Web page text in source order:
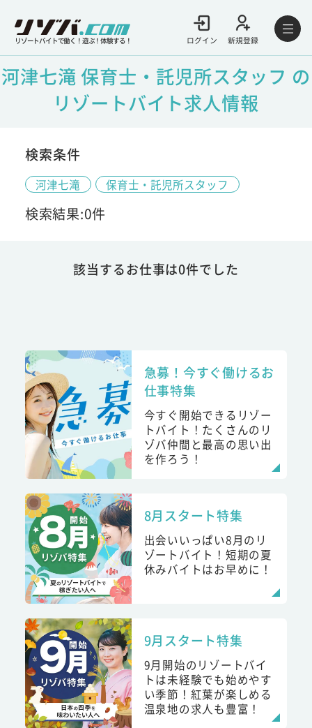
リゾートバイトで働く！遊ぶ！体験する！ ログイン 新規登録
河津七滝 保育士・託児所スタッフ の
リゾートバイト求人情報
検索条件
河津七滝 保育士・託児所スタッフ
検索結果:0件
該当するお仕事は0件でした
急募！今すぐ働けるお
仕事特集
今すぐ開始できるリゾー
トバイト！たくさんのリ
ゾバ仲間と最高の思い出
を作ろう！
8月スタート特集
出会いいっぱい8月のリ
ゾートバイト！短期の夏
休みバイトはお早めに！
9月スタート特集
9月開始のリゾートバイ
トは未経験でも始めやす
い季節！紅葉が楽しめる
温泉地の求人も豊富！